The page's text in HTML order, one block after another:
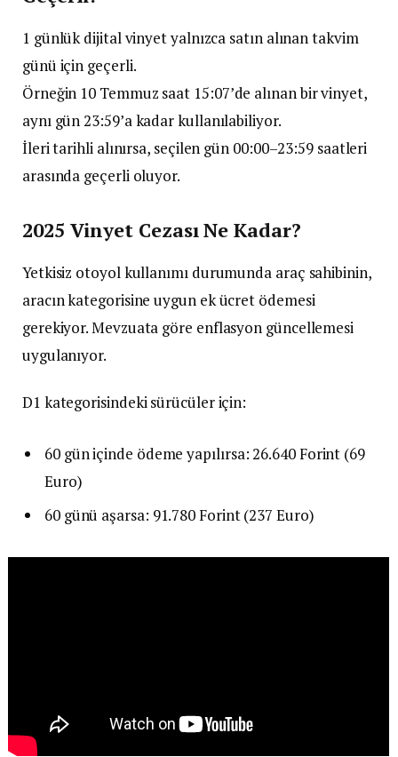
1 günlük dijital vinyet yalnızca satın alınan takvim
günü için geçerli.
Örneğin 10 Temmuz saat 15:07’de alınan bir vinyet,
aynı gün 23:59’a kadar kullanılabiliyor.
İleri tarihli alınırsa, seçilen gün 00:00–23:59 saatleri
arasında geçerli oluyor.
2025 Vinyet Cezası Ne Kadar?
Yetkisiz otoyol kullanımı durumunda araç sahibinin,
aracın kategorisine uygun ek ücret ödemesi
gerekiyor. Mevzuata göre enflasyon güncellemesi
uygulanıyor.
D1 kategorisindeki sürücüler için:
60 gün içinde ödeme yapılırsa: 26.640 Forint (69
Euro)
60 günü aşarsa: 91.780 Forint (237 Euro)